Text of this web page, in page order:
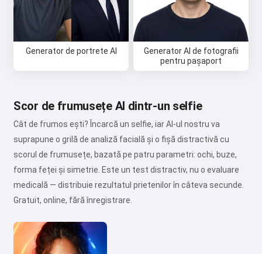
Generator de portrete AI
Generator AI de fotografii
pentru pașaport
Scor de frumusețe AI dintr-un selfie
Cât de frumos ești? Încarcă un selfie, iar AI-ul nostru va
suprapune o grilă de analiză facială și o fișă distractivă cu
scorul de frumusețe, bazată pe patru parametri: ochi, buze,
forma feței și simetrie. Este un test distractiv, nu o evaluare
medicală — distribuie rezultatul prietenilor în câteva secunde.
Gratuit, online, fără înregistrare.